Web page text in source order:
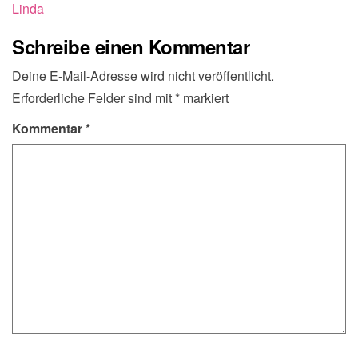
Linda
Schreibe einen Kommentar
Deine E-Mail-Adresse wird nicht veröffentlicht.
Erforderliche Felder sind mit * markiert
Kommentar*